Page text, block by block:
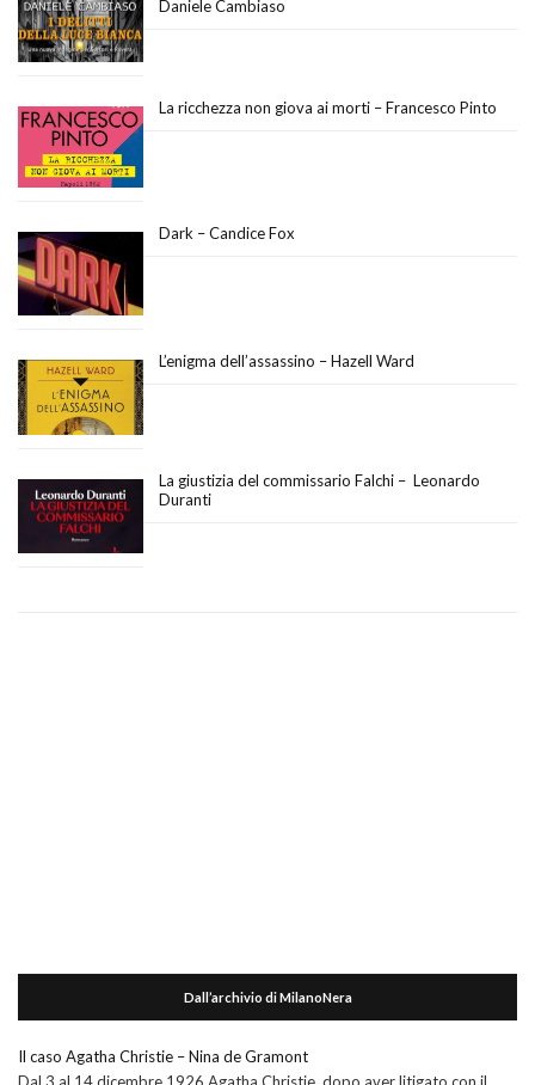
Daniele Cambiaso
La ricchezza non giova ai morti – Francesco Pinto
Dark – Candice Fox
L’enigma dell’assassino – Hazell Ward
La giustizia del commissario Falchi – Leonardo
Duranti
Dall’archivio di MilanoNera
Il caso Agatha Christie – Nina de Gramont